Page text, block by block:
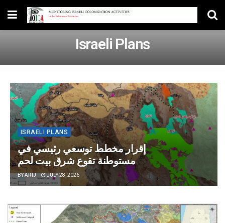
Israeli Plans
ISRAELI PLANS
إقرار مخطط توسعي رئيسي في
مستوطنة تقوع شرق بيت لحم
BYARIJ JULY 28, 2026